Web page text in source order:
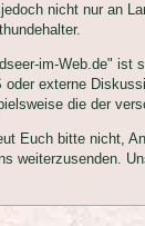
nicht nur an
im-Web.de" ist
oder externe
die der
Euch bitte nicht,
weiterzusenden.